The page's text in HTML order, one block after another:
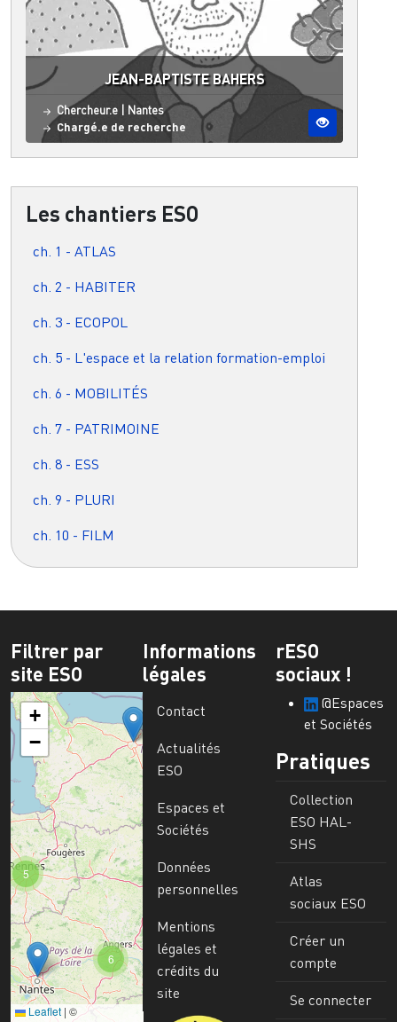
JEAN-BAPTISTE BAHERS
Statut
Chercheur.e Site ESO
Nantes
Chargé.e de recherche
Les chantiers ESO
ch. 1 - ATLAS
ch. 2 - HABITER
ch. 3 - ECOPOL
ch. 5 - L'espace et la relation formation-emploi
ch. 6 - MOBILITÉS
ch. 7 - PATRIMOINE
ch. 8 - ESS
ch. 9 - PLURI
ch. 10 - FILM
Filtrer par
site ESO
6
5
+
−
Leaflet | ©
Informations
légales
Contact
Actualités
ESO
Espaces et
Sociétés
Données
personnelles
Mentions
légales et
crédits du
site
rESO
sociaux !
@Espaces
et Sociétés
Pratiques
Collection
ESO HAL-
SHS
Atlas
sociaux ESO
Créer un
compte
Se connecter